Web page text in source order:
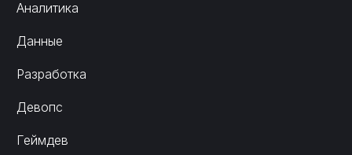
Аналитика
Данные
Разработка
Девопс
Геймдев